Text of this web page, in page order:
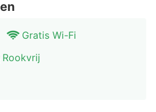
Bergpark. Dit aparthotel ligt
Kassel en op 1,3 km van
Gratis Wi-Fi
Rookvrij